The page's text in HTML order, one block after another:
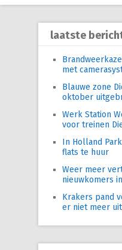
laatste
met
Blauwe zone
oktober
Werk Station
voor treinen
In Holland
flats te huur
Weer meer
nieuwkomers
Krakers pand
er niet meer uit